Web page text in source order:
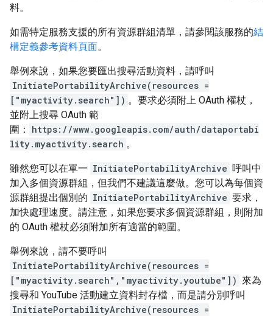
料。
如需特定服務支援的所有資源群組清單，請參閱該服務的結
構定義參考資料頁面。
舉例來說，如果您要匯出搜尋活動資料，請呼叫
InitiatePortabilityArchive(resources =
["myactivity.search"]) 。要求必須附上 OAuth 權杖，
並附上搜尋 OAuth 範
圍：
https://www.googleapis.com/auth/dataportabi
lity.myactivity.search 。
雖然您可以在單一 InitiatePortabilityArchive 呼叫中
加入多個資源群組，但我們不建議這麼做。您可以為每個資
源群組提出個別的 InitiatePortabilityArchive 要求，
加快處理速度。請注意，如果您要求多個資源群組，則附加
的 OAuth 權杖必須附加所有適當的範圍。
舉例來說，請不要呼叫
InitiatePortabilityArchive(resources =
["myactivity.search","myactivity.youtube"]) 來為
搜尋和 YouTube 活動建立資料封存檔，而是請分別呼叫
InitiatePortabilityArchive(resources =